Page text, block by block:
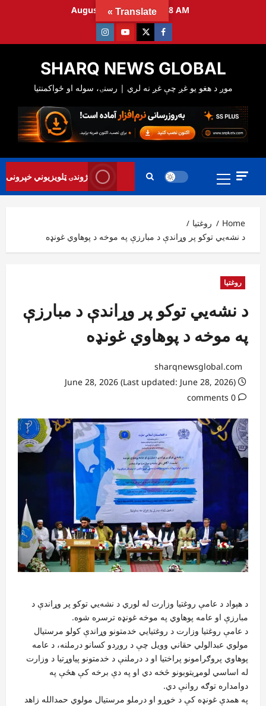
August 10, 2026 8:16:50 AM
Facebook
Twitter
Youtube
Instagram
SHARQ NEWS GLOBAL
Primary
ژوندۍ ټلویزیوني خپرونی
Home
روغتیا
د نشه‌یي توکو پر وړاندې د مبارزې په موخه د پوهاوي غونډه
روغتیا
د نشه‌یي توکو پر وړاندې د مبارزې
په موخه د پوهاوي غونډه
sharqnewsglobal.com
0 comments
د هېواد د عامې روغتیا وزارت له لوري د نشه‌یي توکو پر وړاندې د
مبارزې او عامه پوهاوي په موخه غونډه ترسره شوه.
د عامې روغتیا وزارت د روغتیايي خدمتونو وړاندې کولو مرستیال
مولوي عبدالولي حقاني وویل چې د روږدو کسانو درملنه، د عامه
پوهاوي پروګرامونو پراختیا او د درملنې د خدمتونو پیاوړتیا د وزارت
له اساسي لومړیتوبونو څخه دي او په دې برخه کې هڅې په
دوامداره توګه روانې دي.
په همدې غونډه کې د خوړو او درملو مرستیال مولوي حمدالله زاهد
Translate »